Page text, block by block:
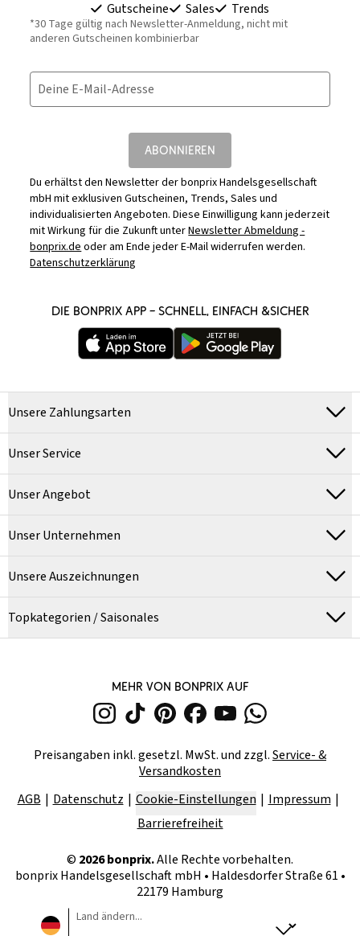
Gutscheine Sales Trends
*30 Tage gültig nach Newsletter-Anmeldung, nicht mit
anderen Gutscheinen kombinierbar
Deine E-Mail-Adresse
ABONNIEREN
Du erhältst den Newsletter der bonprix Handelsgesellschaft
mbH mit exklusiven Gutscheinen, Trends, Sales und
individualisierten Angeboten. Diese Einwilligung kann jederzeit
mit Wirkung für die Zukunft unterNewsletter Abmeldung -
bonprix.deoder am Ende jeder E-Mail widerrufen werden.
Datenschutzerklärung
DIE BONPRIX APP – SCHNELL, EINFACH &SICHER
Unsere Zahlungsarten
Unser Service
Unser Angebot
Unser Unternehmen
Unsere Auszeichnungen
Topkategorien / Saisonales
MEHR VON BONPRIX AUF
Preisangaben inkl. gesetzl. MwSt. und zzgl.Service- &
Versandkosten
AGB
Datenschutz Cookie-Einstellungen
Impressum
Barrierefreiheit
© 2026bonprix.Alle Rechte vorbehalten.
bonprix Handelsgesellschaft mbH • Haldesdorfer Straße 61 •
22179 Hamburg
Land ändern...